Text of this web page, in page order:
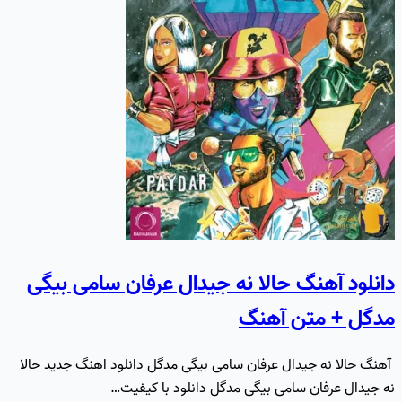
دانلود آهنگ حالا نه جیدال عرفان سامی بیگی
مدگل + متن آهنگ
آهنگ حالا نه جیدال عرفان سامی بیگی مدگل دانلود اهنگ جدید حالا
نه جیدال عرفان سامی بیگی مدگل دانلود با کیفیت…